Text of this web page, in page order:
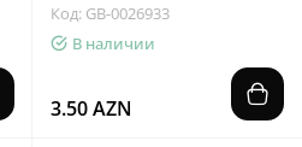
Код: GB-0026933
В наличии
3.50 AZN